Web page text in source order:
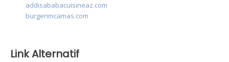
addisababacuisineaz.com
burgerimcamas.com
Link Alternatif